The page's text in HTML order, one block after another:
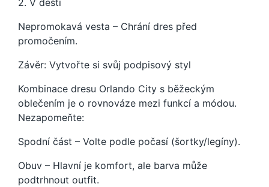
2. V dešti
Nepromokavá vesta – Chrání dres před
promočením.
Závěr: Vytvořte si svůj podpisový styl
Kombinace dresu Orlando City s běžeckým
oblečením je o rovnováze mezi funkcí a módou.
Nezapomeňte:
Spodní část – Volte podle počasí (šortky/legíny).
Obuv – Hlavní je komfort, ale barva může
podtrhnout outfit.